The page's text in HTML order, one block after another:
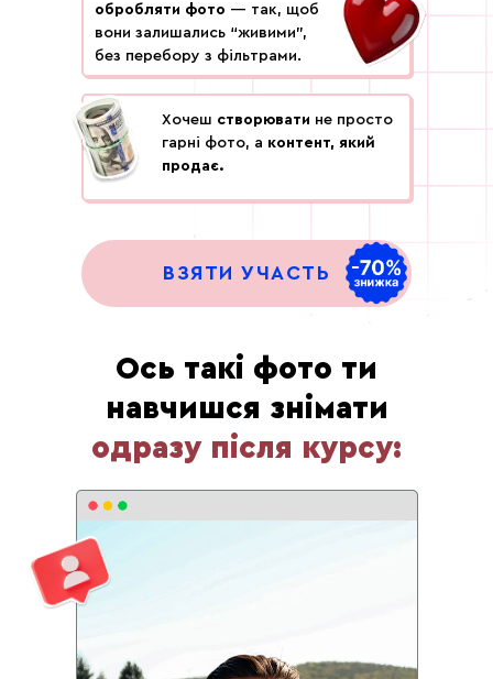
ВЗЯТИ УЧАСТЬ
обробляти фото — так, щоб
вони залишались “живими”,
без перебору з фільтрами.
Хочеш створювати не просто
гарні фото, а контент, який
продає.
Ось такі фото ти
навчишся знімати
одразу після курсу: